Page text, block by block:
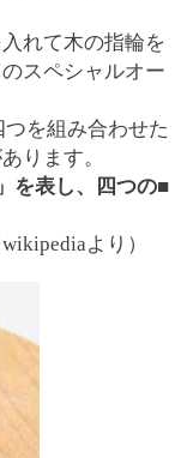
れて木の指輪を
スペシャルオー
を組み合わせた
ります。
を表し、四つの■
wikipediaより）